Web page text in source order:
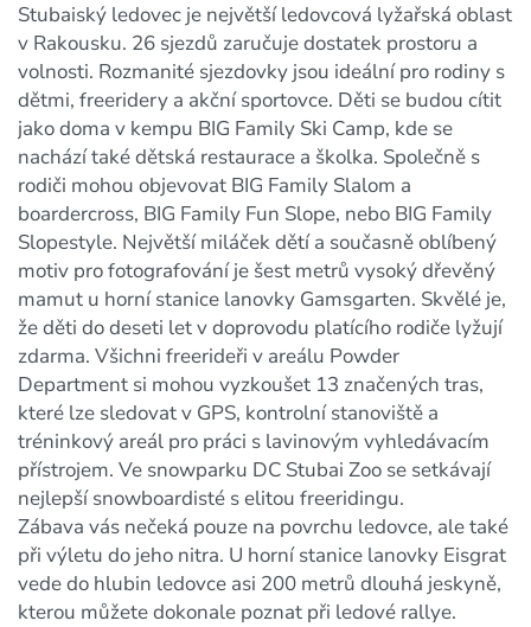
Stubaiský ledovec je největší ledovcová lyžařská oblast
v Rakousku. 26 sjezdů zaručuje dostatek prostoru a
volnosti. Rozmanité sjezdovky jsou ideální pro rodiny s
dětmi, freeridery a akční sportovce. Děti se budou cítit
jako doma v kempu BIG Family Ski Camp, kde se
nachází také dětská restaurace a školka. Společně s
rodiči mohou objevovat BIG Family Slalom a
boardercross, BIG Family Fun Slope, nebo BIG Family
Slopestyle. Největší miláček dětí a současně oblíbený
motiv pro fotografování je šest metrů vysoký dřevěný
mamut u horní stanice lanovky Gamsgarten. Skvělé je,
že děti do deseti let v doprovodu platícího rodiče lyžují
zdarma. Všichni freerideři v areálu Powder
Department si mohou vyzkoušet 13 značených tras,
které lze sledovat v GPS, kontrolní stanoviště a
tréninkový areál pro práci s lavinovým vyhledávacím
přístrojem. Ve snowparku DC Stubai Zoo se setkávají
nejlepší snowboardisté s elitou freeridingu.
Zábava vás nečeká pouze na povrchu ledovce, ale také
při výletu do jeho nitra. U horní stanice lanovky Eisgrat
vede do hlubin ledovce asi 200 metrů dlouhá jeskyně,
kterou můžete dokonale poznat při ledové rallye.